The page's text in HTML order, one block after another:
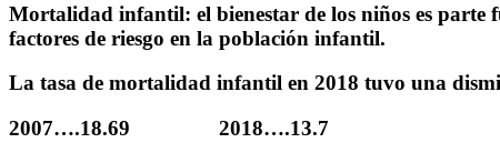
Mortalidad infantil: el bienestar de los niños es
factores de riesgo en la población infantil.
La tasa de mortalidad infantil en 2018 tuvo una
2007….18.69 2018….13.7